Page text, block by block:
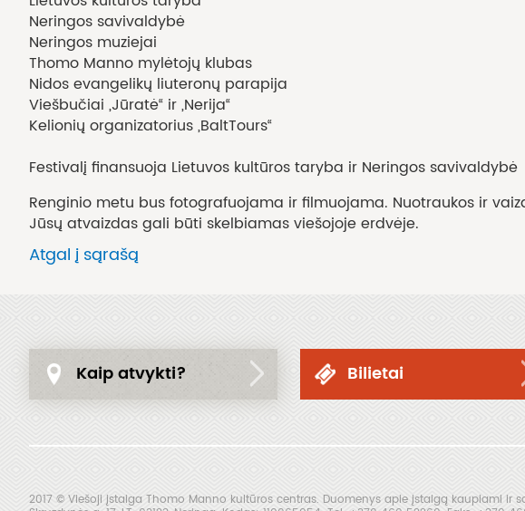
Neringos savivaldybė
Neringos muziejai
Thomo Manno mylėtojų klubas
Nidos evangelikų liuteronų parapija
Viešbučiai „Jūratė“ ir „Nerija“
Kelionių organizatorius „BaltTours“
Festivalį finansuoja Lietuvos kultūros taryba ir Neringos savivaldybė
Renginio metu bus fotografuojama ir filmuojama. Nuotraukos ir
Jūsų atvaizdas gali būti skelbiamas viešojoje erdvėje.
Atgal į sąrašą
Kaip atvykti? Bilietai
2017 © Viešoji įstaiga Thomo Manno kultūros centras. Duomenys apie įstaigą kaupiami ir